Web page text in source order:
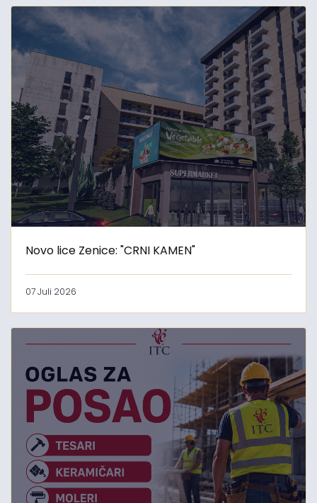
Novo lice Zenice: "CRNI KAMEN"
07 Juli 2026